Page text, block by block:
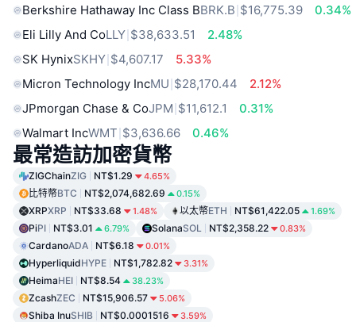
Berkshire Hathaway Inc Class BBRK.B $16,775.39
0.34%
Eli Lilly And CoLLY $38,633.51
2.48%
SK HynixSKHY $4,607.17
5.33%
Micron Technology IncMU $28,170.44
2.12%
JPmorgan Chase & CoJPM $11,612.1
0.31%
Walmart IncWMT $3,636.66 0.46%
最常造訪加密貨幣
ZIGChainZIG NT$1.29 4.65%
比特幣BTC NT$2,074,682.69 0.15%
XRPXRP NT$33.68 1.48% 以太幣ETH NT$61,422.05 1.69%
PiPI NT$3.01 6.79% SolanaSOL NT$2,358.22 0.83%
CardanoADA NT$6.18 0.01%
HyperliquidHYPE NT$1,782.82 3.31%
HeimaHEI NT$8.54 38.23%
ZcashZEC NT$15,906.57 5.06%
Shiba InuSHIB NT$0.0001516 3.59%